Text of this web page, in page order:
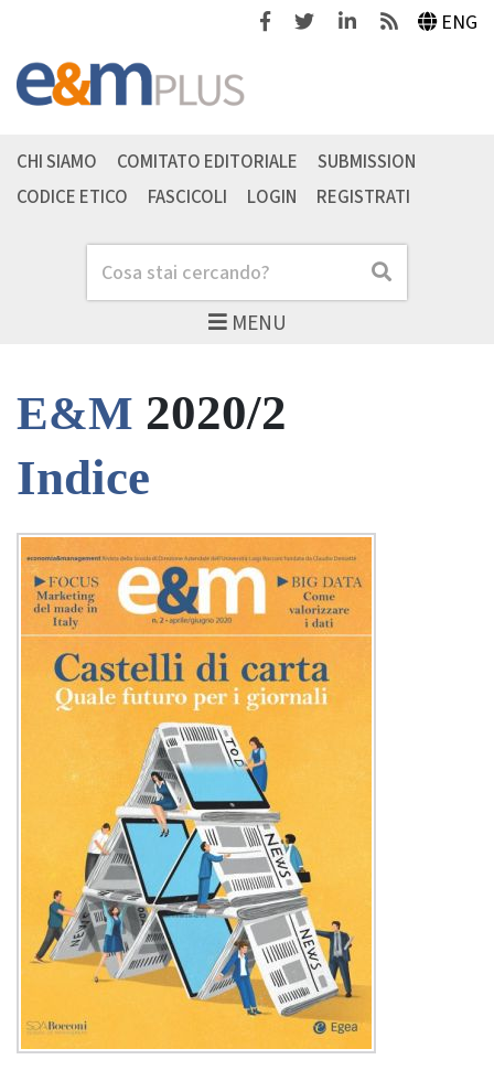
FacebookTwitterLinkedinFeeds ENG
MENU
Cerca Cerca
CHI SIAMO COMITATO EDITORIALE
SUBMISSION
CODICE ETICO
FASCICOLI LOGIN REGISTRATI
E&M 2020/2
Indice